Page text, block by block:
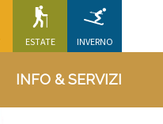
ESTATE INVERNO
INFO & SERVIZI